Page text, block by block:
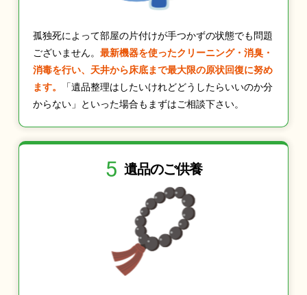
孤独死によって部屋の片付けが手つかずの状態でも問題
ございません。 最新機器を使ったクリーニング・消臭・
消毒を行い、天井から床底まで最大限の原状回復に努め
ます。
「遺品整理はしたいけれどどうしたらいいのか分
からない」といった場合もまずはご相談下さい。
5 遺品のご供養